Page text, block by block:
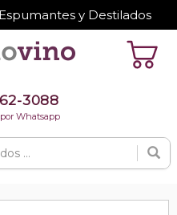
y Destilados
3088
Whatsapp